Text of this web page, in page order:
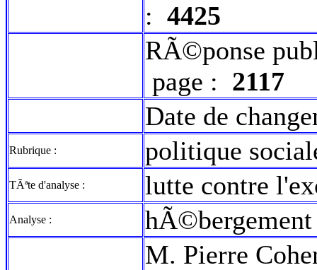
: 4425
RÃ©ponse
page : 2117
Date de
Rubrique : politique
TÃªte d'analyse : lutte contre
Analyse : hÃ©bergement
M. Pierre